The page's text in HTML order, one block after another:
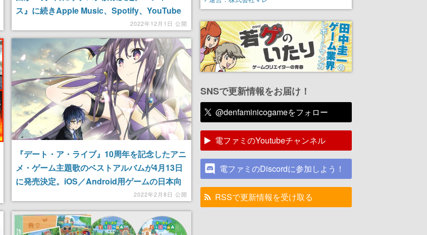
ス』に続きApple Music、Spotify、YouTube
2022年12月1日 公開
『デート・ア・ライブ』10周年を記念したアニ
メ・ゲーム主題歌のベストアルバムが4月13日
に発売決定。iOS／Android用ゲームの日本向
2022年2月8日 公開
SNSで更新情報をお届け！
@denfaminicogameをフォロー
電ファミのYoutubeチャンネル
電ファミのDiscordに参加しよう！
RSSで更新情報を受け取る